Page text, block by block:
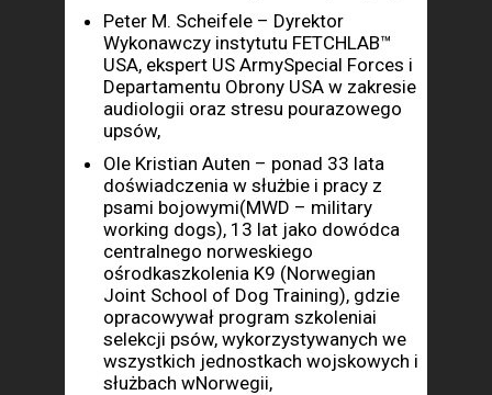
Peter M. Scheifele – Dyrektor
Wykonawczy instytutu FETCHLAB™
USA, ekspert US ArmySpecial Forces i
Departamentu Obrony USA w zakresie
audiologii oraz stresu pourazowego
upsów,
Ole Kristian Auten – ponad 33 lata
doświadczenia w służbie i pracy z
psami bojowymi(MWD – military
working dogs), 13 lat jako dowódca
centralnego norweskiego
ośrodkaszkolenia K9 (Norwegian
Joint School of Dog Training), gdzie
opracowywał program szkoleniai
selekcji psów, wykorzystywanych we
wszystkich jednostkach wojskowych i
służbach wNorwegii,